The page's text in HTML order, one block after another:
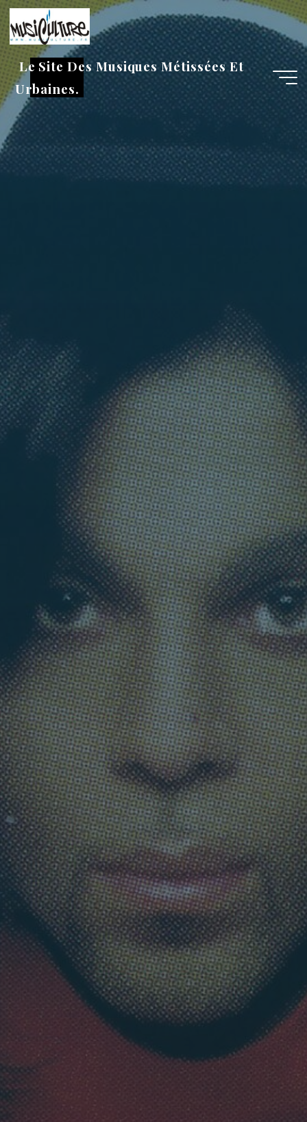
Aller
au
contenu
Le Site Des Musiques Métissées Et
Urbaines.